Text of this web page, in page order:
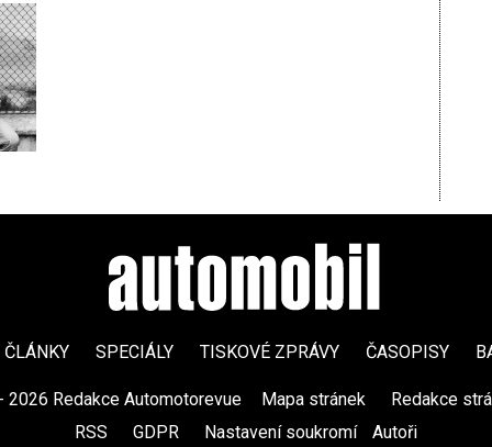
ČLÁNKY SPECIÁLY TISKOVÉ ZPRÁVY ČASOPISY
Redakce Automotorevue Mapa stránek
Redakce
RSS
GDPR Nastavení soukromí Autoři